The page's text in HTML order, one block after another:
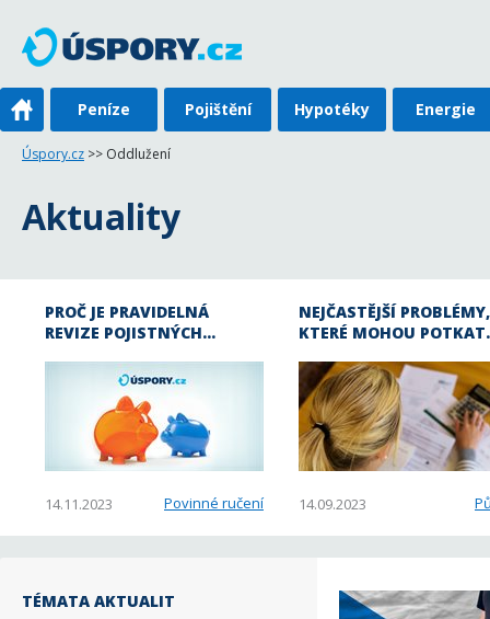
Peníze Pojištění Hypotéky Energie
Úspory.cz >> Oddlužení
Aktuality
PROČ JE PRAVIDELNÁ
REVIZE POJISTNÝCH…
14.11.2023 Povinné ručení
NEJČASTĚJŠÍ PROBLÉMY,
KTERÉ MOHOU
14.09.2023
TÉMATA AKTUALIT